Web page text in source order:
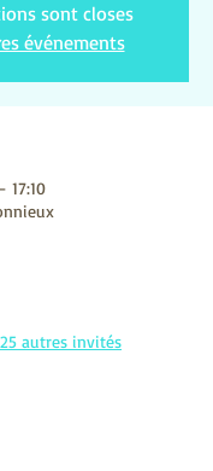
sont closes
événements
17:10
autres invités